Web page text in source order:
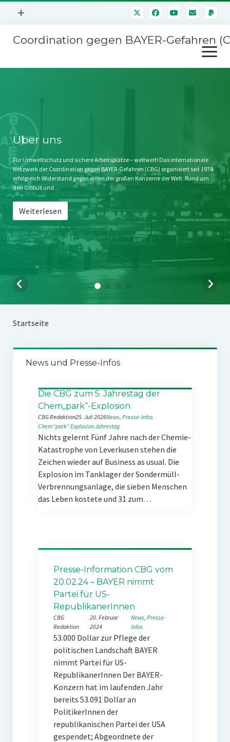
Menü
+
Mitmachen
Kontakt
Impressum
Störfälle
Coordination gegen BAYER-Gefahren
Menü
öffnen
Stichwort BAYER
Jahrestagung
SPENDEN
Über uns
Für Umweltschutz und sichere Arbeitsplätze – weltweit! Das internationale
Netzwerk der Coordination gegen BAYER-Gefahren (CBG) organisiert seit 1978
erfolgreich Widerstand gegen einen der großen Konzerne der Welt. Rund um
den Globus und…
Weiterlesen
Startseite
News und Presse-Infos
Die CBG zum 5. Jahrestag der
Chem„park“-Explosion
CBG Redaktion25. Juli 2026News, Presse-Infos
Chem“park“ExplosionJahrestag
Nichts gelernt Fünf Jahre nach der Chemie-
Katastrophe von Leverkusen stehen die
Zeichen wieder auf Business as usual. Die
Explosion im Tanklager der Sondermüll-
Verbrennungsanlage, die sieben Menschen
das Leben kostete und 31 zum…
Presse-Information CBG vom
20.02.24 – BAYER nimmt
Partei für US-
RepublikanerInnen
CBG
Redaktion
20. Februar
2024
News, Presse-
Infos
53.000 Dollar zur Pflege der
politischen Landschaft BAYER
nimmt Partei für US-
RepublikanerInnen Der BAYER-
Konzern hat im laufenden Jahr
bereits 53.091 Dollar an
PolitikerInnen der
republikanischen Partei der USA
gespendet; Abgeordnete der